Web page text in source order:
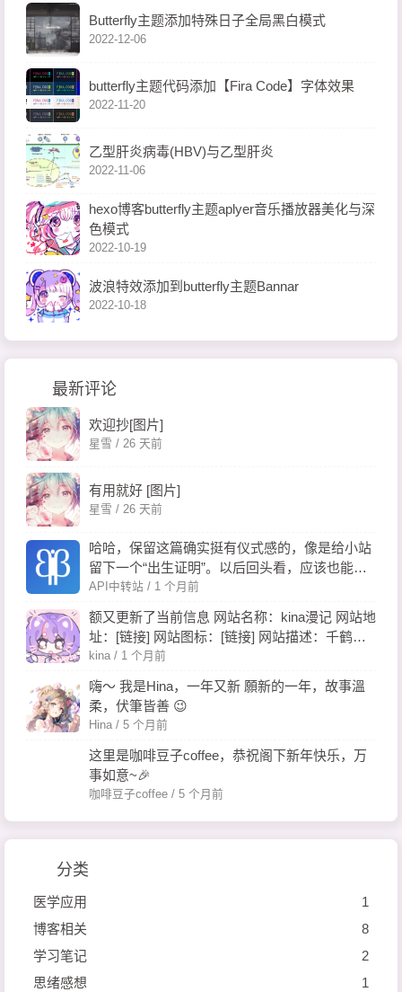
Butterfly主题添加特殊日子全局黑白模式
2022-12-06
butterfly主题代码添加【Fira Code】字体效果
2022-11-20
乙型肝炎病毒(HBV)与乙型肝炎
2022-11-06
hexo博客butterfly主题aplyer音乐播放器美化与深
色模式
2022-10-19
波浪特效添加到butterfly主题Bannar
2022-10-18
最新评论
欢迎抄[图片]
星雪 / 26 天前
有用就好 [图片]
星雪 / 26 天前
哈哈，保留这篇确实挺有仪式感的，像是给小站
留下一个“出生证明”。以后回头看，应该也能想
起当时折腾环境、看到页面跑起来那一刻的开
心。
API中转站 / 1 个月前
额又更新了当前信息 网站名称：kina漫记 网站地
址：[链接] 网站图标：[链接] 网站描述：千鹤飞,
樱花映樱井,春梦轻绕 联系方式:shuzhishaoju@g
mail.com
kina / 1 个月前
嗨～ 我是Hina，一年又新 願新的一年，故事溫
柔，伏筆皆善 😉
Hina / 5 个月前
这里是咖啡豆子coffee，恭祝阁下新年快乐，万
事如意~🎉
咖啡豆子coffee / 5 个月前
分类
医学应用
1
博客相关
8
学习笔记
2
思绪感想
1